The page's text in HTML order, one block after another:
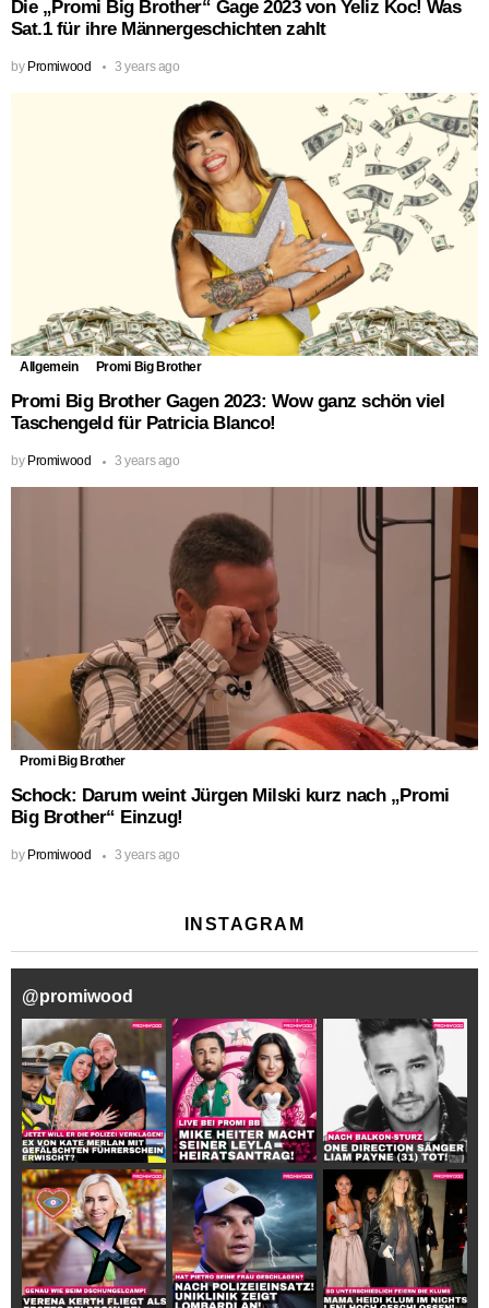
Die „Promi Big Brother“ Gage 2023 von Yeliz Koc! Was
Sat.1 für ihre Männergeschichten zahlt
by Promiwood 3 years ago
Allgemein Promi Big Brother
Promi Big Brother Gagen 2023: Wow ganz schön viel
Taschengeld für Patricia Blanco!
by Promiwood 3 years ago
Promi Big Brother
Schock: Darum weint Jürgen Milski kurz nach „Promi
Big Brother“ Einzug!
by Promiwood 3 years ago
INSTAGRAM
@promiwood